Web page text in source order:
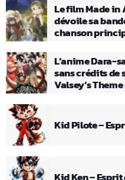
Le film Made in
dévoile sa
chanson
L’anime Dara-
sans crédits de
Valsey’s
Kid Pilote –
Kid Ken –